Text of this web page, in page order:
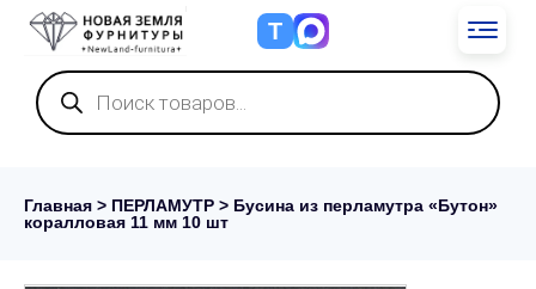
Т
Поиск
товаров
Главная > ПЕРЛАМУТР > Бусина из перламутра «Бутон»
коралловая 11 мм 10 шт